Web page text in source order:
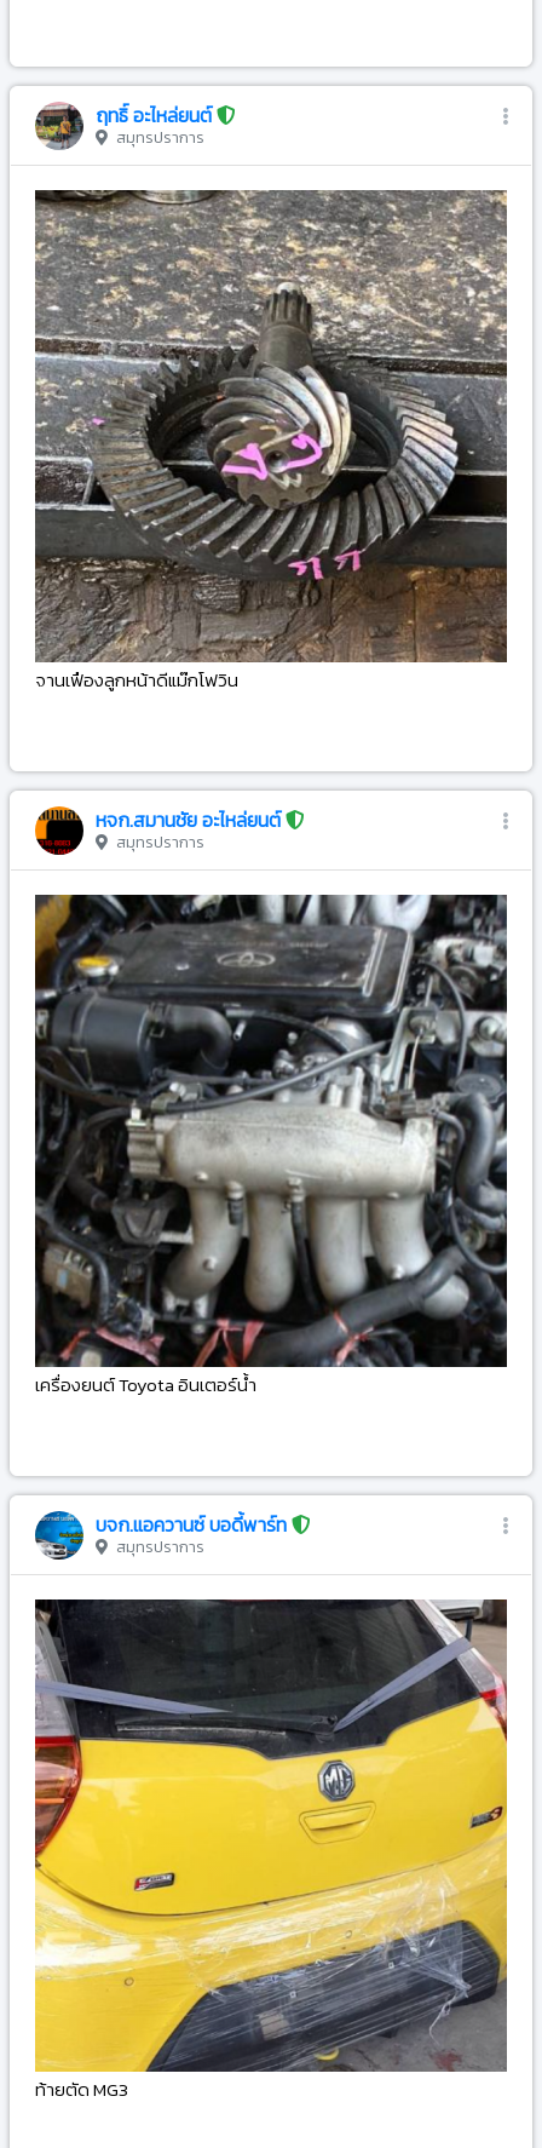
ฤทธิ์ อะไหล่ยนต์
สมุทรปราการ
จานเฟืองลูกหน้าดีแม๊กโฟวิน
หจก.สมานชัย อะไหล่ยนต์
สมุทรปราการ
เครื่องยนต์ Toyota อินเตอร์น้ำ
บจก.แอควานซ์ บอดี้พาร์ท
สมุทรปราการ
ท้ายตัด MG3